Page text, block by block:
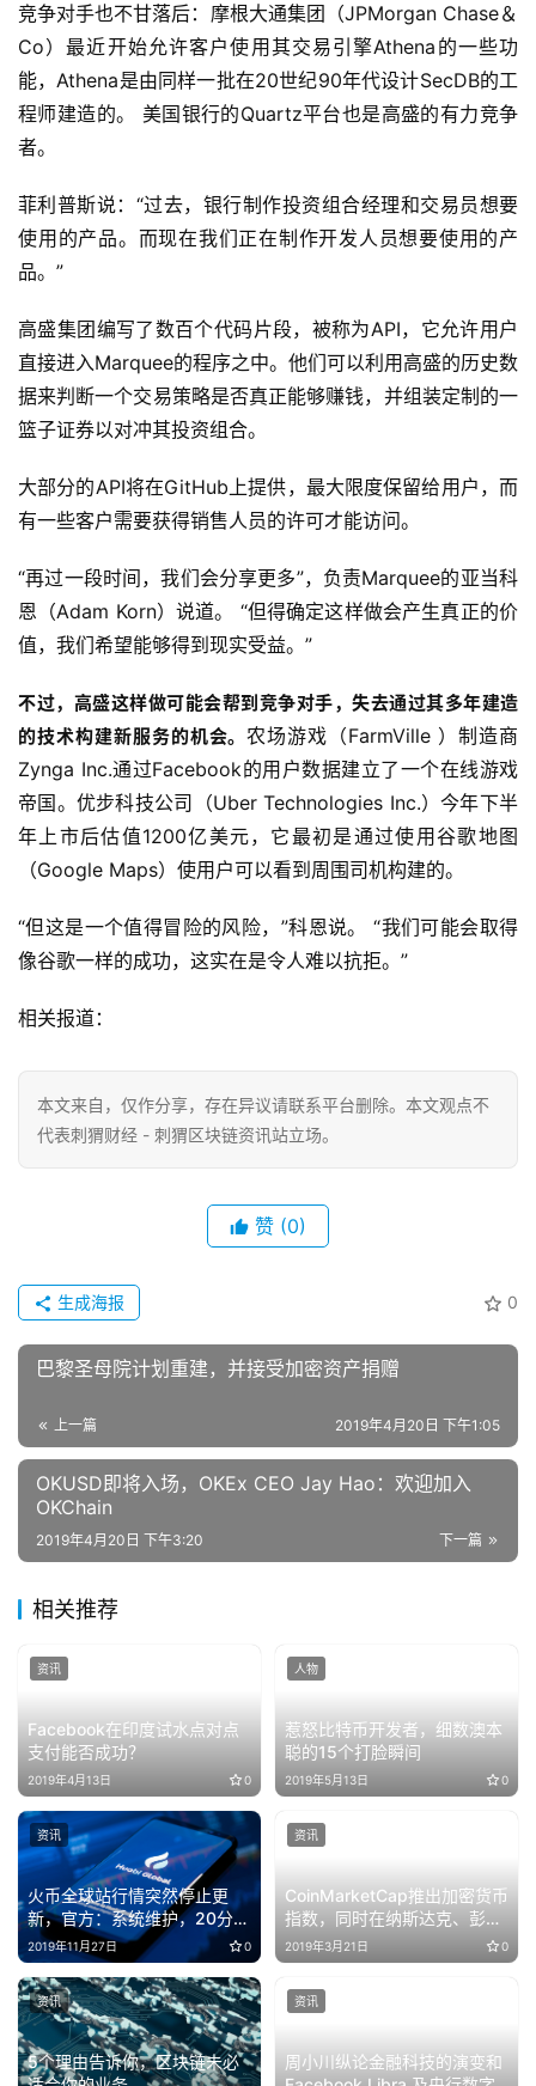
竞争对手也不甘落后：摩根大通集团（JPMorgan Chase＆
Co）最近开始允许客户使用其交易引擎Athena的一些功
能，Athena是由同样一批在20世纪90年代设计SecDB的工
程师建造的。 美国银行的Quartz平台也是高盛的有力竞争
者。
菲利普斯说：“过去，银行制作投资组合经理和交易员想要
使用的产品。而现在我们正在制作开发人员想要使用的产
品。”
高盛集团编写了数百个代码片段，被称为API，它允许用户
直接进入Marquee的程序之中。他们可以利用高盛的历史数
据来判断一个交易策略是否真正能够赚钱，并组装定制的一
篮子证券以对冲其投资组合。
大部分的API将在GitHub上提供，最大限度保留给用户，而
有一些客户需要获得销售人员的许可才能访问。
“再过一段时间，我们会分享更多”，负责Marquee的亚当科
恩（Adam Korn）说道。 “但得确定这样做会产生真正的价
值，我们希望能够得到现实受益。”
不过，高盛这样做可能会帮到竞争对手，失去通过其多年建造
的技术构建新服务的机会。农场游戏（FarmVille ）制造商
Zynga Inc.通过Facebook的用户数据建立了一个在线游戏
帝国。优步科技公司（Uber Technologies Inc.）今年下半
年上市后估值1200亿美元，它最初是通过使用谷歌地图
（Google Maps）使用户可以看到周围司机构建的。
“但这是一个值得冒险的风险，”科恩说。 “我们可能会取得
像谷歌一样的成功，这实在是令人难以抗拒。”
相关报道：
本文来自 ，仅作分享，存在异议请联系平台删除。本文观点不
代表刺猬财经 - 刺猬区块链资讯站立场。
赞 (0)
0
生成海报
巴黎圣母院计划重建，并接受加密资产捐赠
上一篇 2019年4月20日 下午1:05
OKUSD即将入场，OKEx CEO Jay Hao：欢迎加入
OKChain
下一篇
2019年4月20日 下午3:20
相关推荐
Facebook在印度试水点对点
支付能否成功？
2019年4月13日 0
资讯
惹怒比特币开发者，细数澳本
聪的15个打脸瞬间
2019年5月13日 0
人物
火币全球站行情突然停止更
新，官方：系统维护，20分钟
内恢复
2019年11月27日 0
资讯
CoinMarketCap推出加密货币
指数，同时在纳斯达克、彭博
等主流平台上线
2019年3月21日 0
资讯
5个理由告诉你，区块链未必
资讯
周小川纵论金融科技的演变和
资讯